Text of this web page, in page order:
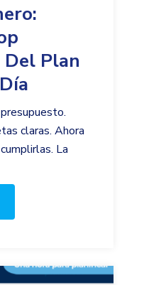
Del Plan
claras. Ahora
La